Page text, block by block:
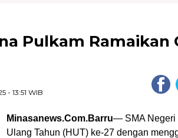
Pulkam Ramaikan
- 13:51 WIB
Minasanews.Com.Barru— SMA Negeri
Ulang Tahun (HUT) ke-27 dengan